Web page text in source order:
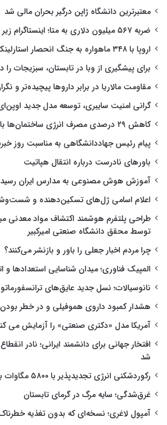
معتبرترین دانشگاه ژاپن درگیر بحران مالی شد
ضربه ۵۶۷ میلیون دلاری به متا؛ اینستاگرام زیر تیغ دادگاه
اروپا با ۳۴۸ ماهواره به جنگ انحصار استارلینک می‌رود
برای پیشگیری از وبا در تابستان، سبزیجات
مقاومت مالاریا در برابر داروها پیچیده‌تر و
گرانی امنیت سایبری، توسعه مدل جدید
کاهش ۲۹ درصدی مصرف انرژی ساختمان‌ها با یک طراحی هوشمند
پیام رئیس جهاددانشگاهی به مناسبت روز
باورهای نادرست درباره انتقال هپاتیت
آموزش هوش مصنوعی به مدارس ایران رسید
اعلام اسامی ژل‌های تسکین‌دهنده و
طراحی پلتفرم هوشمند اکتشاف مواد
توسط محقق دانشگاه صنعتی امیرکبیر
چرا مردم اخبار جعلی را باور و بازنشر می‌کنند؟
المپیک فناوری؛ میدان شناسایی استعدادها
نانوسیالات؛ نسل جدید عایق‌های
هشدار کمبود داروی هموفیلی و در خطر بودن
آمریکا مدل «دکتری صنعتی» را آزمایش می
افتخار جهانی برای دانشمند ایرانی؛ نادر
شد
رکوردشکنی انرژی تجدیدپذیر با ۵۸۰۰ مگاوات برق
غرق‌شدگی؛ سایه مرگ در گرمای تابستان
آمپول لاغری؛ نسخه‌ای که بدون تغذیه